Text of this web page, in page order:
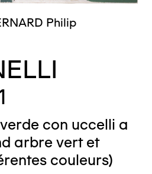
Philip
con uccelli a
arbre vert et
couleurs)